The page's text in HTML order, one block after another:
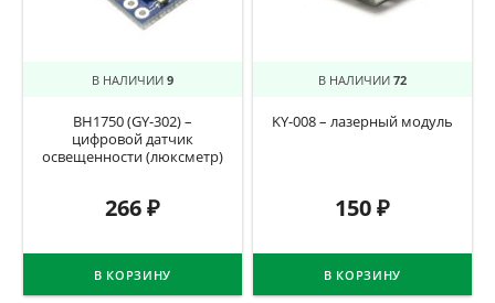
В НАЛИЧИИ 9
BH1750 (GY-302) –
цифровой датчик
освещенности (люксметр)
266₽
В КОРЗИНУ
В НАЛИЧИИ 72
KY-008 – лазерный модуль
150₽
В КОРЗИНУ